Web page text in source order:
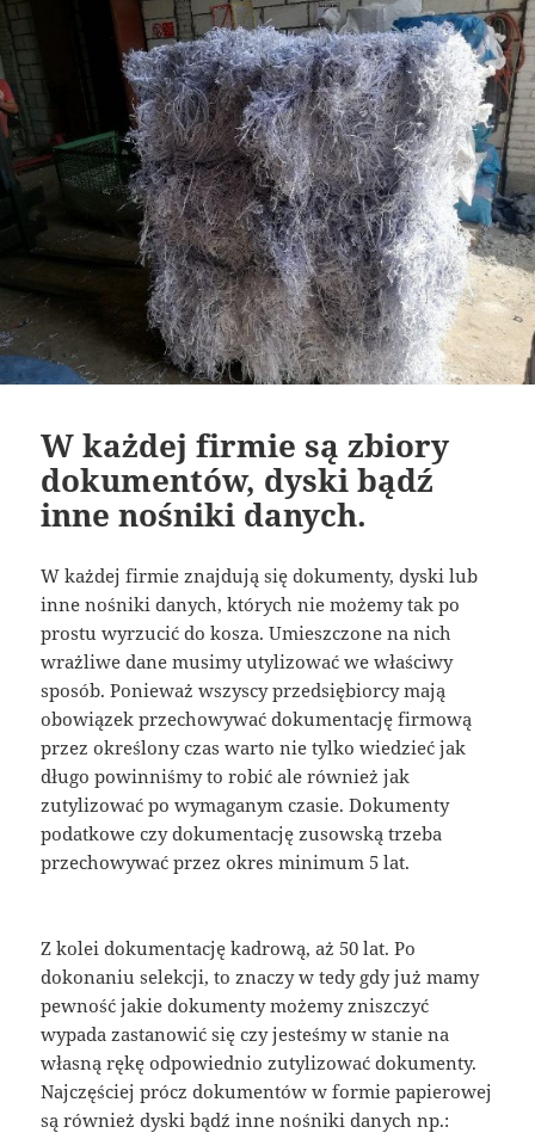
W każdej firmie są zbiory
dokumentów, dyski bądź
inne nośniki danych.
W każdej firmie znajdują się dokumenty, dyski lub
inne nośniki danych, których nie możemy tak po
prostu wyrzucić do kosza. Umieszczone na nich
wrażliwe dane musimy utylizować we właściwy
sposób. Ponieważ wszyscy przedsiębiorcy mają
obowiązek przechowywać dokumentację firmową
przez określony czas warto nie tylko wiedzieć jak
długo powinniśmy to robić ale również jak
zutylizować po wymaganym czasie. Dokumenty
podatkowe czy dokumentację zusowską trzeba
przechowywać przez okres minimum 5 lat.
Z kolei dokumentację kadrową, aż 50 lat. Po
dokonaniu selekcji, to znaczy w tedy gdy już mamy
pewność jakie dokumenty możemy zniszczyć
wypada zastanowić się czy jesteśmy w stanie na
własną rękę odpowiednio zutylizować dokumenty.
Najczęściej prócz dokumentów w formie papierowej
są również dyski bądź inne nośniki danych np.: